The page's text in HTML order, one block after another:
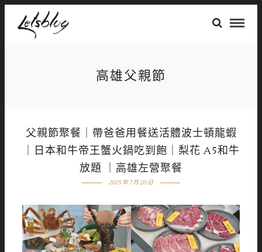
高雄父親節
父親節聚餐｜帶爸爸用餐送活體波士頓龍蝦
｜日本和牛帝王蟹火鍋吃到飽｜梨花 A5和牛
放題 ｜高雄左營聚餐
2025 年 7 月 20 日